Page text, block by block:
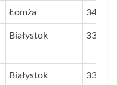
Łomża 34,5
Białystok 33,6
Białystok 33,4